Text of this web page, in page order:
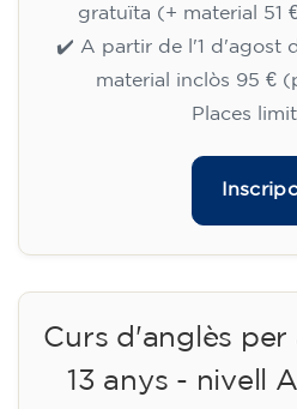
gratuïta (+ material 51
✔️ A partir de l'1 d'agost
material inclòs 95 €
Places
Curs d'anglès per
13 anys - nivell